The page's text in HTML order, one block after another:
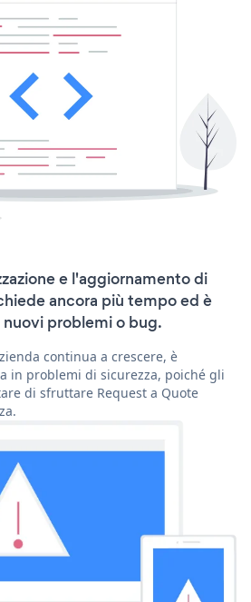
e l'aggiornamento di
ancora più tempo ed è
problemi o bug.
continua a crescere, è
in problemi di sicurezza, poiché gli
di sfruttare Request a Quote